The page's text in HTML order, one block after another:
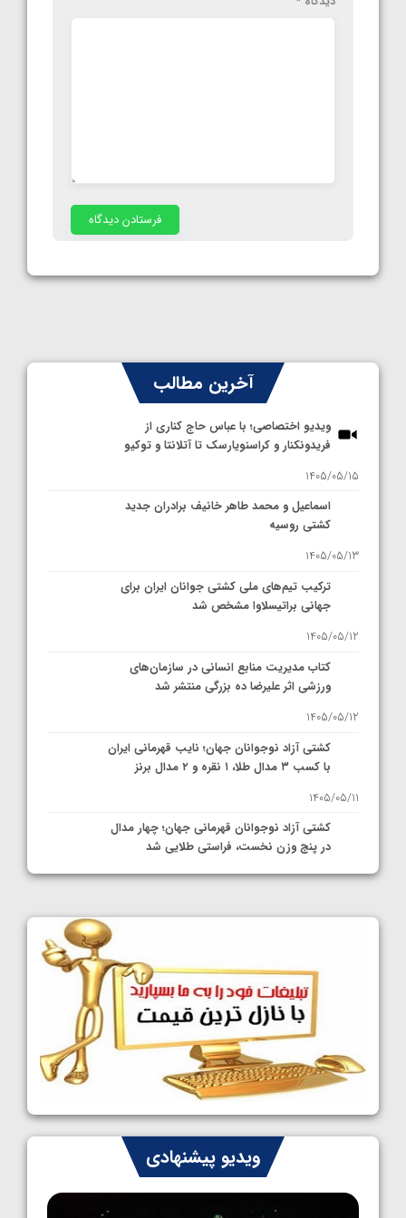
آخرین مطالب
ویدیو اختصاصی؛ با عباس حاج کناری از
فریدونکنار و کراسنویارسک تا آتلانتا و توکیو
1405/05/15
اسماعیل و محمد طاهر خانیف برادران جدید
کشتی روسیه
1405/05/13
ترکیب تیم‌های ملی کشتی جوانان ایران برای
جهانی براتیسلاوا مشخص شد
1405/05/12
کتاب مدیریت منابع انسانی در سازمان‌های
ورزشی اثر علیرضا ده بزرگی منتشر شد
1405/05/12
کشتی آزاد نوجوانان جهان؛ نایب قهرمانی ایران
با کسب ۳ مدال طلا، ۱ نقره و ۲ مدال برنز
1405/05/11
کشتی آزاد نوجوانان قهرمانی جهان؛ چهار مدال
در پنج وزن نخست، فراستی طلایی شد
1405/05/11
کشتی آزاد نوجوانان جهان؛ رقبای نمایندگان
ایران مشخص شدند
1405/05/08
کشتی فرنگی نوجوانان جهان؛ سکوی تیمی
سوم برای ایران
1405/05/07
ایران چشم به راه چهار مدال در پنج وزن دوم
کشتی فرنگی نوجوانان جهان
1405/05/06
ویدیو پیشنهادی